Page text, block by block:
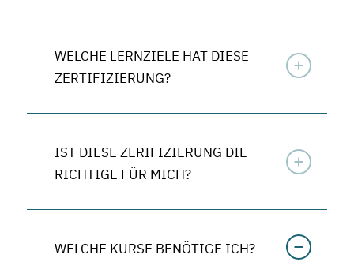
WELCHE LERNZIELE HAT DIESE
ZERTIFIZIERUNG?
IST DIESE ZERIFIZIERUNG DIE
RICHTIGE FÜR MICH?
WELCHE KURSE BENÖTIGE ICH?